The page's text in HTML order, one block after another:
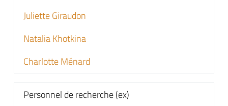
Juliette Giraudon
Natalia Khotkina
Charlotte Ménard
Personnel de recherche (ex)